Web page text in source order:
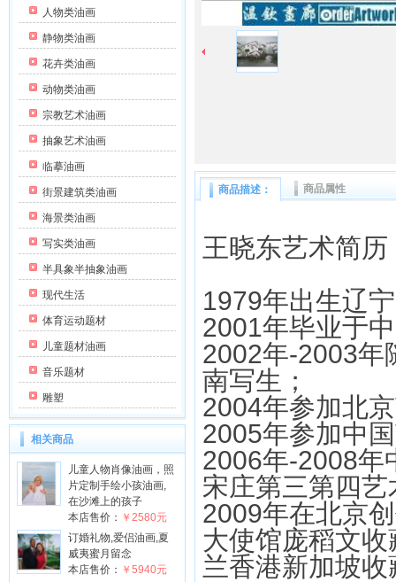
人物类油画
静物类油画
花卉类油画
动物类油画
宗教艺术油画
抽象艺术油画
临摹油画
街景建筑类油画
海景类油画
写实类油画
半具象半抽象油画
现代生活
体育运动题材
儿童题材油画
音乐题材
雕塑
相关商品
儿童人物肖像油画，照
片定制手绘小孩油画,
在沙滩上的孩子
本店售价： ￥2580元
订婚礼物,爱侣油画,夏
威夷蜜月留念
本店售价： ￥5940元
商品描述： 商品属性
王晓东艺术简历
1979年出生辽
2001年毕业于
2002年-2003年
南写生；
2004年参加北
2005年参加中
2006年-2008年
宋庄第三第四
2009年在北京
大使馆庞稻文
兰香港新加坡